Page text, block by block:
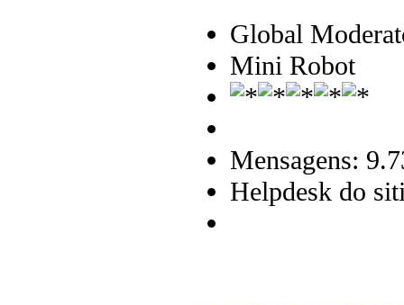
Global
Mini Robot
Mensagens:
Helpdesk do